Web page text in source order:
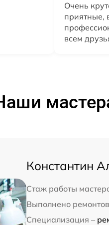
Очень
приятные,
всем
Константин
Стаж работы
Выполнено
Специализация –